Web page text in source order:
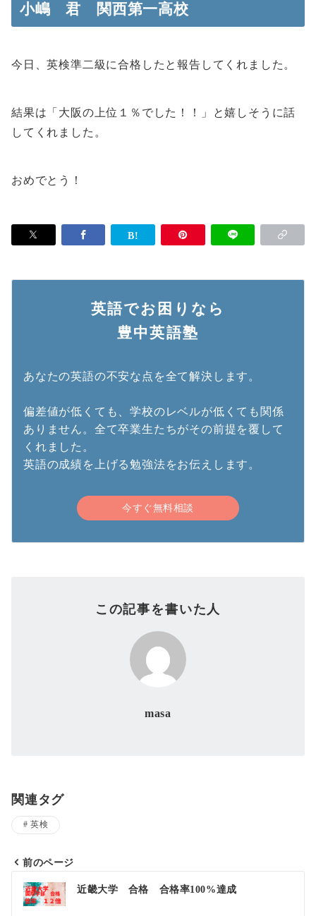
小嶋 君 関西第一高校
今日、英検準二級に合格したと報告してくれました。
結果は「大阪の上位１％でした！！」と嬉しそうに話
してくれました。
おめでとう！
英語でお困りなら
豊中英語塾
あなたの英語の不安な点を全て解決します。
偏差値が低くても、学校のレベルが低くても関係
ありません。全て卒業生たちがその前提を覆して
くれました。
英語の成績を上げる勉強法をお伝えします。
今すぐ無料相談
この記事を書いた人
masa
関連タグ
英検
投
稿
前のページ
近畿大学 合格 合格率100%達成